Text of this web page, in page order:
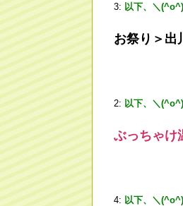
3: 以下、＼
お祭り＞出
2: 以下、＼
ぶっちゃけ
4: 以下、＼